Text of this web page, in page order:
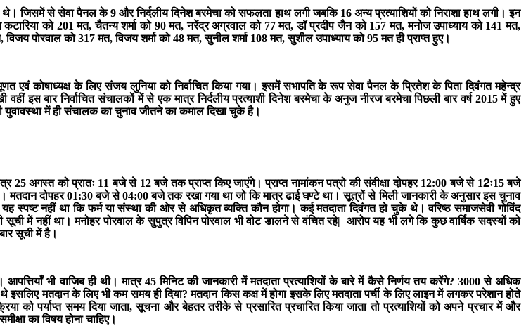
जिसमें से सेवा पैनल के 9 और निर्दलीय दिनेश बरमेचा को सफलता हाथ लगी जबकि 16 अन्य प्रत्याशियों को निराशा हाथ लगी। इन
को 201 मत, चैतन्य शर्मा को 90 मत, नरेंद्र अग्रवाल को 77 मत, डॉ प्रदीप जैन को 157 मत, मनोज उपाध्याय को 141 मत,
पोरवाल को 317 मत, विजय शर्मा को 48 मत, सुनील शर्मा 108 मत, सुशील उपाध्याय को 95 मत ही प्राप्त हुए।
एवं कोषाध्यक्ष के लिए संजय लुनिया को निर्वाचित किया गया। इसमें सभापति के रूप सेवा पैनल के प्रितेश के पिता दिवंगत महेन्द्र
इस बार निर्वाचित संचालकों में से एक मात्र निर्दलीय प्रत्याशी दिनेश बरमेचा के अनुज नीरज बरमेचा पिछली बार वर्ष 2015 में हुए
युवावस्था में ही संचालक का चुनाव जीतने का कमाल दिखा चुके है।
25 अगस्त को प्रातः 11 बजे से 12 बजे तक प्राप्त किए जाएंगे। प्राप्त नामांकन पत्रो की संवीक्षा दोपहर 12:00 बजे से 12ः15 बजे
मतदान दोपहर 01:30 बजे से 04:00 बजे तक रखा गया था जो कि मात्र ढाई घण्टे था। सूत्रों से मिली जानकारी के अनुसार इस चुनाव
नहीं था कि फर्म या संस्था की ओर से अधिकृत व्यक्ति कौन होगा। कई मतदाता दिवंगत हो चुके थे। वरिष्ठ समाजसेवी गोविंद
में नहीं था। मनोहर पोरवाल के सुपुत्र विपिन पोरवाल भी वोट डालने से वंचित रहे| आरोप यह भी लगे कि कुछ वार्षिक सदस्यों को
सूची में है।
भी वाजिब ही थी। मात्र 45 मिनिट की जानकारी में मतदाता प्रत्याशियों के बारे में कैसे निर्णय तय करेंगे? 3000 से अधिक
मतदान के लिए भी कम समय ही दिया? मतदान किस कक्ष में होगा इसके लिए मतदाता पर्ची के लिए लाइन में लगकर परेशान होते
पर्याप्त समय दिया जाता, सूचना और बेहतर तरीके से प्रसारित प्रचारित किया जाता तो प्रत्याशियों को अपने प्रचार में और
का विषय होना चाहिए।